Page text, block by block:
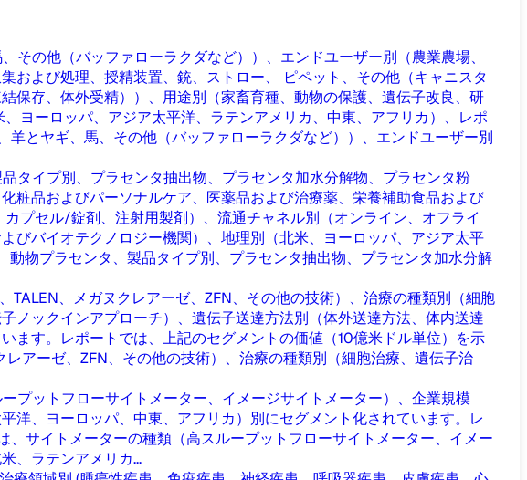
の他（バッファローラクダなど））、エンドユーザー別（農業農場、
および処理、授精装置、銃、ストロー、 ピペット、その他（キャニスタ
保存、体外受精））、用途別（家畜育種、動物の保護、遺伝子改良、研
ヨーロッパ、アジア太平洋、ラテンアメリカ、中東、アフリカ）、レポ
とヤギ、馬、その他（バッファローラクダなど））、エンドユーザー別
タイプ別、プラセンタ抽出物、プラセンタ加水分解物、プラセンタ粉
粧品およびパーソナルケア、医薬品および治療薬、栄養補助食品および
プセル/錠剤、注射用製剤）、流通チャネル別（オンライン、オフライ
びバイオテクノロジー機関）、地理別（北米、ヨーロッパ、アジア太平
物プラセンタ、製品タイプ別、プラセンタ抽出物、プラセンタ加水分解
、メガヌクレアーゼ、ZFN、その他の技術）、治療の種類別（細胞
ノックインアプローチ）、遺伝子送達方法別（体外送達方法、体内送達
ます。レポートでは、上記のセグメントの価値（10億米ドル単位）を示
アーゼ、ZFN、その他の技術）、治療の種類別（細胞治療、遺伝子治
プットフローサイトメーター、イメージサイトメーター）、企業規模
洋、ヨーロッパ、中東、アフリカ）別にセグメント化されています。レ
、サイトメーターの種類（高スループットフローサイトメーター、イメー
、ラテンアメリカ...